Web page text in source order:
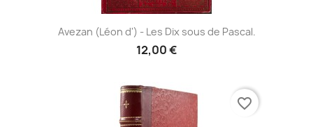
Avezan (Léon d') - Les Dix sous de Pascal.
12,00 €
favorite_border